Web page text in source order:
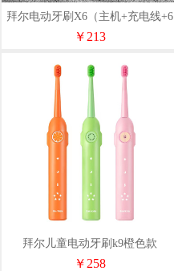
拜尔电动牙刷X6（主机+充电线+6
刷头）
￥213
拜尔儿童电动牙刷k9橙色款
￥258